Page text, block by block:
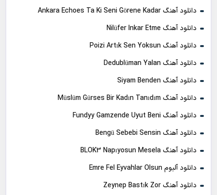
دانلود آهنگ Ankara Echoes Ta Ki Seni Görene Kadar
دانلود آهنگ Nilüfer Inkar Etme
دانلود آهنگ Poizi Artık Sen Yoksun
دانلود آهنگ Dedublüman Yalan
دانلود آهنگ Siyam Benden
دانلود آهنگ Müslüm Gürses Bir Kadın Tanıdım
دانلود آهنگ Fundyy Gamzende Uyut Beni
دانلود آهنگ Bengü Sebebi Sensin
دانلود آهنگ BLOK3 Napıyosun Mesela
دانلود آلبوم Emre Fel Eyvahlar Olsun
دانلود آهنگ Zeynep Bastık Zor